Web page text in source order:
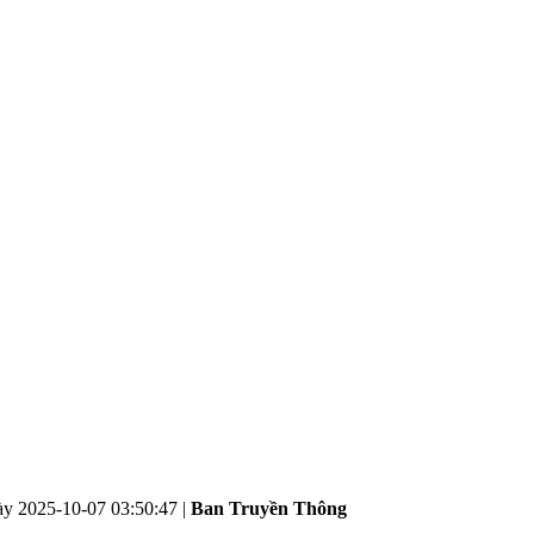
2025-10-07 03:50:47 | Ban Truyền Thông